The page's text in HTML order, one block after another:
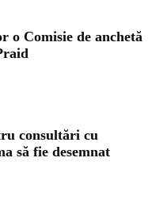
o Comisie de anchetă
consultări cu
să fie desemnat